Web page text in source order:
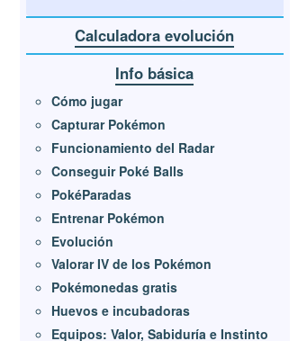
Calculadora evolución
Info básica
Cómo jugar
Capturar Pokémon
Funcionamiento del Radar
Conseguir Poké Balls
PokéParadas
Entrenar Pokémon
Evolución
Valorar IV de los Pokémon
Pokémonedas gratis
Huevos e incubadoras
Equipos: Valor, Sabiduría e Instinto